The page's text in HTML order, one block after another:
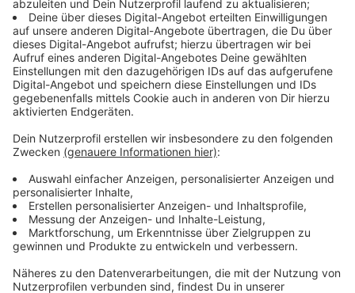
Show-Moderatoren Sina und Daniel haben der Kita
einen Besuch abgestattet und für strahlende
Gesichter gesorgt. Gemeinsam mit den Kindern
nahmen sie sich Zeit zum Vorlesen und tauchten in
spannende Geschichten ein.
Der Besuch war für alle Beteiligten ein besonderes
Erlebnis – für die Kinder, die neugierig und aufmerksam
dabei waren, genauso wie für unsere Moderatoren. Ein
Vormittag voller Lachen und Geschichten, der sicher
noch lange in Erinnerung bleibt.
Anzeige
Wir bedanken uns für die Einladung !